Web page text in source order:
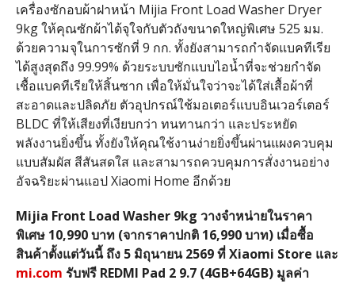
เครื่องซักอบผ้าฝาหน้า Mijia Front Load Washer Dryer
9kg ให้คุณซักผ้าได้จุใจกับตัวถังขนาดใหญ่พิเศษ 525 มม.
ด้วยความจุในการซักที่ 9 กก. ทั้งยังสามารถกำจัดแบคทีเรีย
ได้สูงสุดถึง 99.99% ด้วยระบบซักแบบไอน้ำที่จะช่วยกำจัด
เชื้อแบคทีเรียให้สิ้นซาก เพื่อให้มั่นใจว่าจะได้ใส่เสื้อผ้าที่
สะอาดและปลิดภัย ตัวอุปกรณ์ใช้มอเตอร์แบบอินเวอร์เตอร์
BLDC ที่ให้เสียงที่เงียบกว่า ทนทานกว่า และประหยัด
พลังงานยิ่งขึ้น ทั้งยังให้คุณใช้งานง่ายยิ่งขึ้นผ่านแผงควบคุม
แบบสัมผัส สีสันสดใส และสามารถควบคุมการสั่งงานอย่าง
อัจฉริยะผ่านแอป Xiaomi Home อีกด้วย
Mijia Front Load Washer 9kg วางจำหน่ายในราคา
พิเศษ 10,990 บาท (จากราคาปกติ 16,990 บาท) เมื่อซื้อ
สินค้าตั้งแต่วันนี้ ถึง 5 มิถุนายน 2569 ที่ Xiaomi Store และ
mi.com รับฟรี REDMI Pad 2 9.7 (4GB+64GB) มูลค่า